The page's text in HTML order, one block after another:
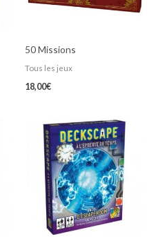
50 Missions
Tous les jeux
18,00€